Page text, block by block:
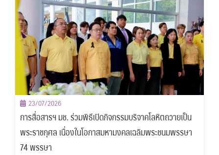
23/07/2026
การสื่อสารฯ มช. ร่วมพิธีเปิดกิจกรรมบริจาคโลหิตถวายเป็น
พระราชกุศล เนื่องในโอกาสมหามงคลเฉลิมพระชนมพรรษา
74 พรรษา